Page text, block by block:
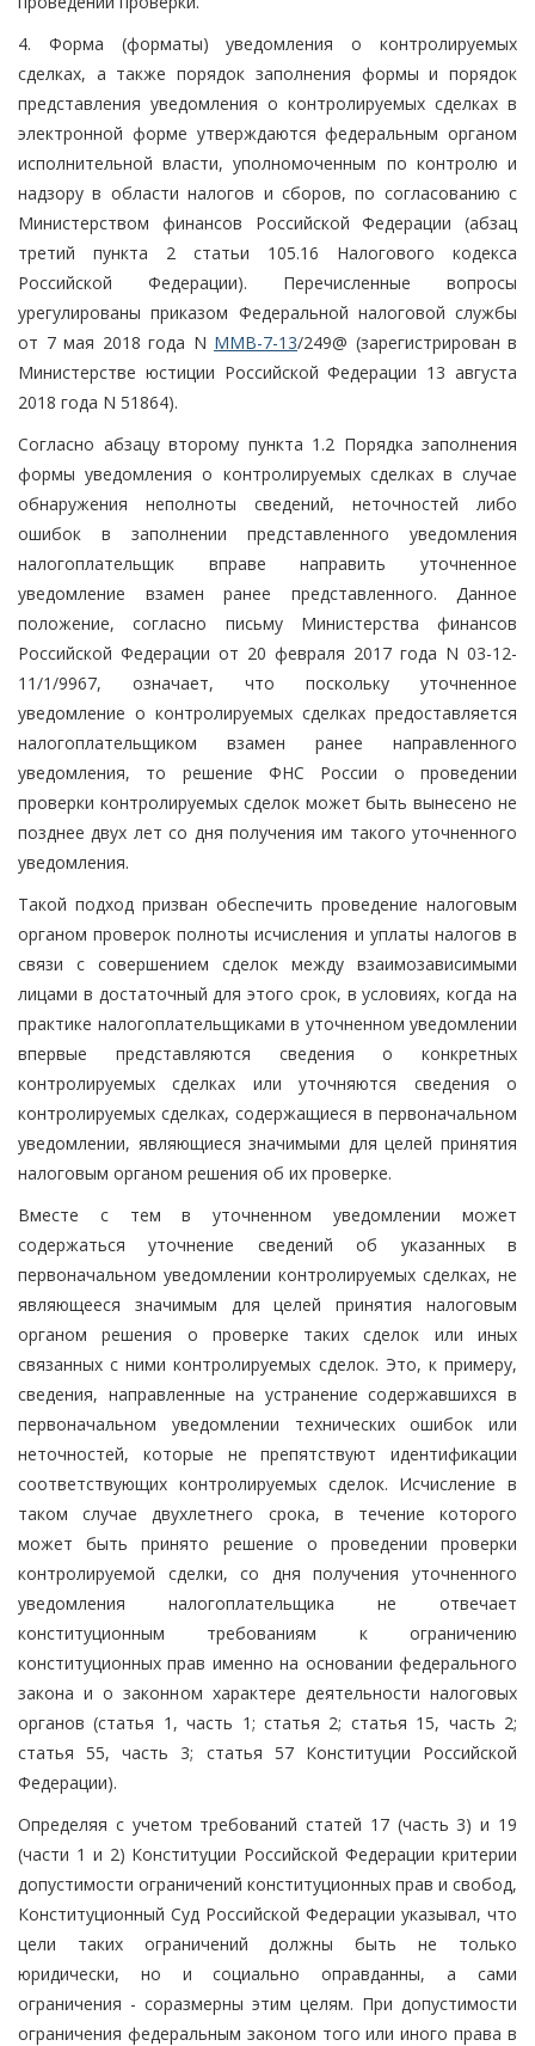
4. Форма (форматы) уведомления о контролируемых
сделках, а также порядок заполнения формы и порядок
представления уведомления о контролируемых сделках в
электронной форме утверждаются федеральным органом
исполнительной власти, уполномоченным по контролю и
надзору в области налогов и сборов, по согласованию с
Министерством финансов Российской Федерации (абзац
третий пункта 2 статьи 105.16 Налогового кодекса
Российской Федерации). Перечисленные вопросы
урегулированы приказом Федеральной налоговой службы
от 7 мая 2018 года N ММВ-7-13/249@ (зарегистрирован в
Министерстве юстиции Российской Федерации 13 августа
2018 года N 51864).
Согласно абзацу второму пункта 1.2 Порядка заполнения
формы уведомления о контролируемых сделках в случае
обнаружения неполноты сведений, неточностей либо
ошибок в заполнении представленного уведомления
налогоплательщик вправе направить уточненное
уведомление взамен ранее представленного. Данное
положение, согласно письму Министерства финансов
Российской Федерации от 20 февраля 2017 года N 03-12-
11/1/9967, означает, что поскольку уточненное
уведомление о контролируемых сделках предоставляется
налогоплательщиком взамен ранее направленного
уведомления, то решение ФНС России о проведении
проверки контролируемых сделок может быть вынесено не
позднее двух лет со дня получения им такого уточненного
уведомления.
Такой подход призван обеспечить проведение налоговым
органом проверок полноты исчисления и уплаты налогов в
связи с совершением сделок между взаимозависимыми
лицами в достаточный для этого срок, в условиях, когда на
практике налогоплательщиками в уточненном уведомлении
впервые представляются сведения о конкретных
контролируемых сделках или уточняются сведения о
контролируемых сделках, содержащиеся в первоначальном
уведомлении, являющиеся значимыми для целей принятия
налоговым органом решения об их проверке.
Вместе с тем в уточненном уведомлении может
содержаться уточнение сведений об указанных в
первоначальном уведомлении контролируемых сделках, не
являющееся значимым для целей принятия налоговым
органом решения о проверке таких сделок или иных
связанных с ними контролируемых сделок. Это, к примеру,
сведения, направленные на устранение содержавшихся в
первоначальном уведомлении технических ошибок или
неточностей, которые не препятствуют идентификации
соответствующих контролируемых сделок. Исчисление в
таком случае двухлетнего срока, в течение которого
может быть принято решение о проведении проверки
контролируемой сделки, со дня получения уточненного
уведомления налогоплательщика не отвечает
конституционным требованиям к ограничению
конституционных прав именно на основании федерального
закона и о законном характере деятельности налоговых
органов (статья 1, часть 1; статья 2; статья 15, часть 2;
статья 55, часть 3; статья 57 Конституции Российской
Федерации).
Определяя с учетом требований статей 17 (часть 3) и 19
(части 1 и 2) Конституции Российской Федерации критерии
допустимости ограничений конституционных прав и свобод,
Конституционный Суд Российской Федерации указывал, что
цели таких ограничений должны быть не только
юридически, но и социально оправданны, а сами
ограничения - соразмерны этим целям. При допустимости
ограничения федеральным законом того или иного права в